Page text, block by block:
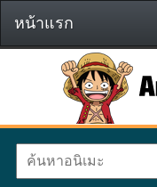
หน้าแรก